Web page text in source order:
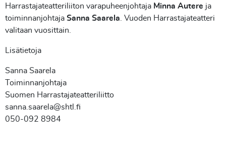
Harrastajateatteriliiton varapuheenjohtaja Minna Autere ja
toiminnanjohtaja Sanna Saarela . Vuoden Harrastajateatteri
valitaan vuosittain.
Lisätietoja
Sanna Saarela
Toiminnanjohtaja
Suomen Harrastajateatteriliitto
sanna.saarela@shtl.fi
050-092 8984